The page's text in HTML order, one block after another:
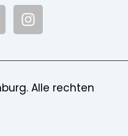
I
n
s
g
Alle rechten